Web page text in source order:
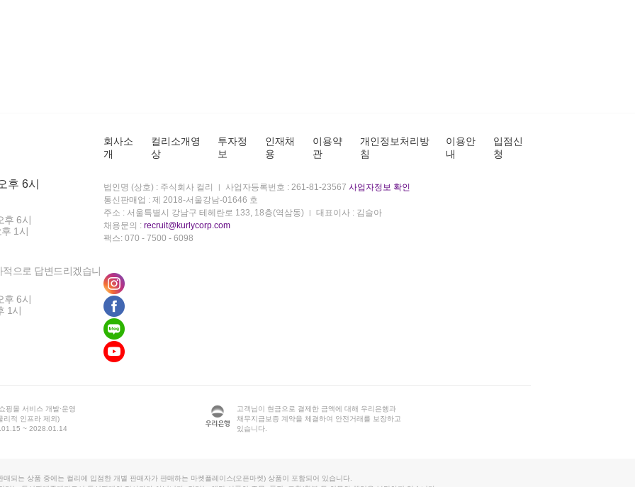
후 6시
후 6시
1시
으로 답변드리겠습니
후 6시
1시
회사소
개
컬리소개영
상
투자정
보
인재채
용
이용약
관
개인정보처리방
침
이용안
내
입점신
청
법인명 (상호) : 주식회사 컬리 사업자등록번호 : 261-81-23567 사업자정보 확인
통신판매업 : 제 2018-서울강남-01646 호
주소 : 서울특별시 강남구 테헤란로 133, 18층(역삼동)
대표이사 : 김슬아
채용문의 : recruit@kurlycorp.com
팩스: 070 - 7500 - 6098
핑몰 서비스 개발·운영
리적 인프라 제외)
~ 2028.01.14
고객님이 현금으로 결제한 금액에 대해 우리은행과
채무지급보증 계약을 체결하여 안전거래를 보장하고
있습니다.
매되는 상품 중에는 컬리에 입점한 개별 판매자가 판매하는 마켓플레이스(오픈마켓) 상품이 포함되어 있습니다.